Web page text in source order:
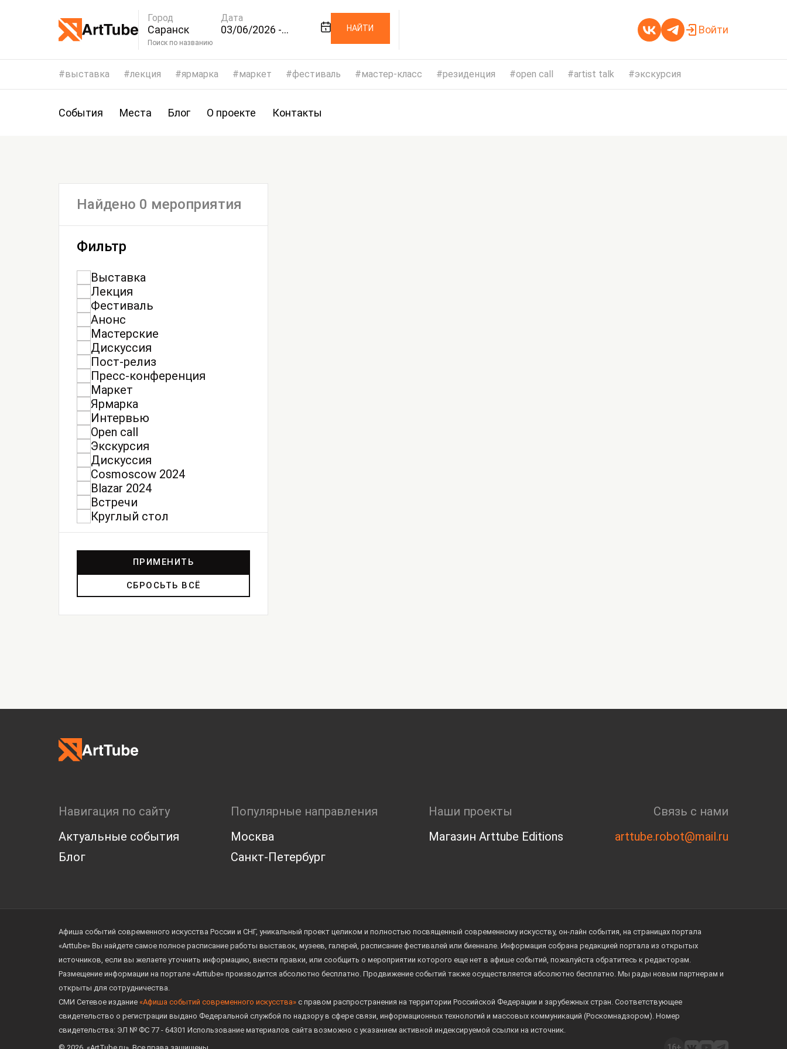
Город
Саранск
Дата
03/06/2026 -
Поиск по названию
НАЙТИ Войти
выставка лекция ярмарка маркет фестиваль мастер-класс резиденция open call artist talk экскурсия
События Места Блог О проекте Контакты
Найдено 0 мероприятия
Фильтр
Выставка
Лекция
Фестиваль
Анонс
Мастерские
Дискуссия
Пост-релиз
Пресс-конференция
Маркет
Ярмарка
Интервью
Open call
Экскурсия
Дискуссия
Cosmoscow 2024
Blazar 2024
Встречи
Круглый стол
ПРИМЕНИТЬ
СБРОСЬТЬ ВСЁ
Навигация по сайту
Актуальные события
Блог
Популярные направления
Москва
Санкт-Петербург
Наши проекты
Магазин Arttube Editions
Связь с нами
arttube.robot@mail.ru
Афиша событий современного искусства России и СНГ, уникальный проект целиком и полностью посвященный современному искусству, он-лайн события, на страницах портала
«Arttube» Вы найдете самое полное расписание работы выставок, музеев, галерей, расписание фестивалей или биеннале. Информация собрана редакцией портала из открытых
источников, если вы желаете уточнить информацию, внести правки, или сообщить о мероприятии которого еще нет в афише событий, пожалуйста обратитесь к редакторам.
Размещение информации на портале «Arttube» производится абсолютно бесплатно. Продвижение событий также осуществляется абсолютно бесплатно. Мы рады новым партнерам и
открыты для сотрудничества.
СМИ Сетевое издание «Афиша событий современного искусства» с правом распространения на территории Российской Федерации и зарубежных стран. Соответствующее
свидетельство о регистрации выдано Федеральной службой по надзору в сфере связи, информационных технологий и массовых коммуникаций (Роскомнадзором). Номер
свидетельства: ЭЛ № ФС 77 - 64301 Использование материалов сайта возможно с указанием активной индексируемой ссылки на источник.
© 2026. «ArtTube.ru». Все права защищены.